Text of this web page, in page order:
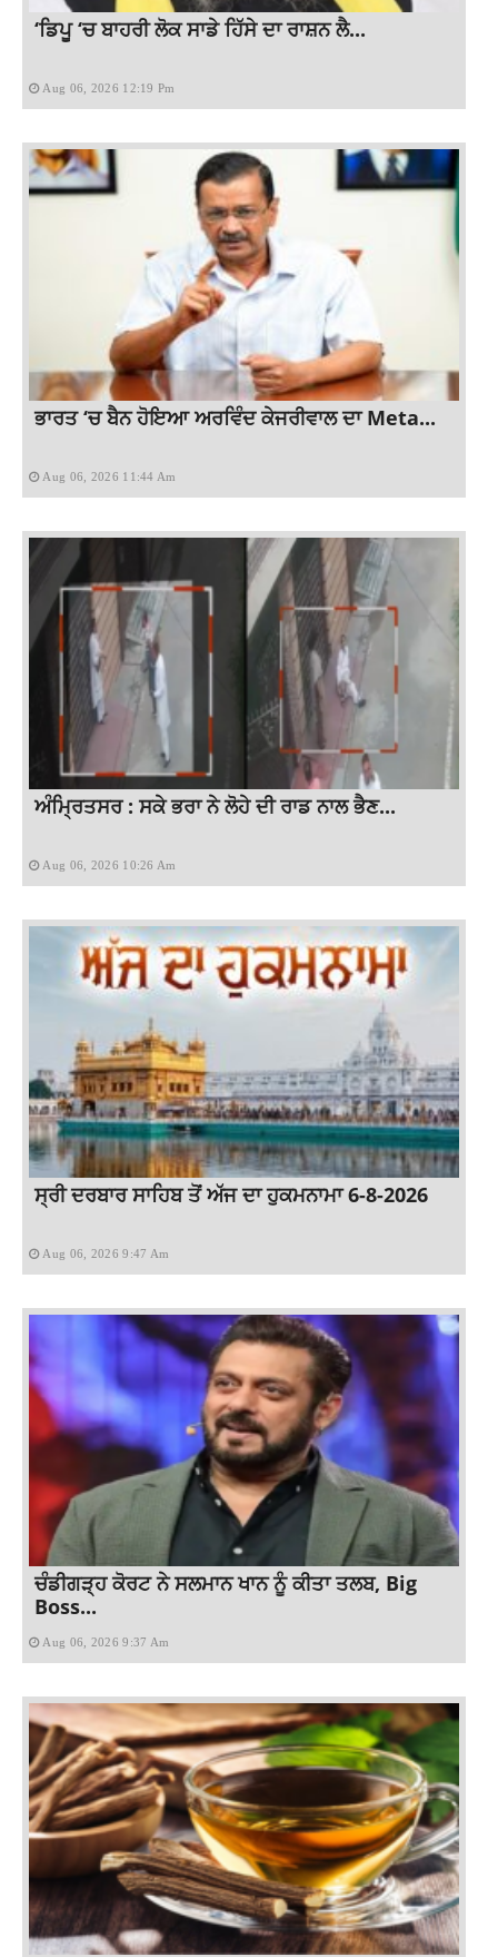
‘ਡਿਪੂ ‘ਚ ਬਾਹਰੀ ਲੋਕ ਸਾਡੇ ਹਿੱਸੇ ਦਾ ਰਾਸ਼ਨ ਲੈ...
Aug 06, 2026 12:19 Pm
ਭਾਰਤ ‘ਚ ਬੈਨ ਹੋਇਆ ਅਰਵਿੰਦ ਕੇਜਰੀਵਾਲ ਦਾ Meta...
Aug 06, 2026 11:44 Am
ਅੰਮ੍ਰਿਤਸਰ : ਸਕੇ ਭਰਾ ਨੇ ਲੋਹੇ ਦੀ ਰਾਡ ਨਾਲ ਭੈਣ...
Aug 06, 2026 10:26 Am
ਸ੍ਰੀ ਦਰਬਾਰ ਸਾਹਿਬ ਤੋਂ ਅੱਜ ਦਾ ਹੁਕਮਨਾਮਾ 6-8-2026
Aug 06, 2026 9:47 Am
ਚੰਡੀਗੜ੍ਹ ਕੋਰਟ ਨੇ ਸਲਮਾਨ ਖਾਨ ਨੂੰ ਕੀਤਾ ਤਲਬ, Big
Boss...
Aug 06, 2026 9:37 Am